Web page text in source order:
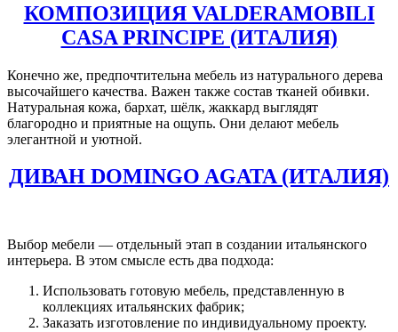
КОМПОЗИЦИЯ VALDERAMOBILI
CASA PRINCIPE (ИТАЛИЯ)
Конечно же, предпочтительна мебель из натурального дерева
высочайшего качества. Важен также состав тканей обивки.
Натуральная кожа, бархат, шёлк, жаккард выглядят
благородно и приятные на ощупь. Они делают мебель
элегантной и уютной.
ДИВАН DOMINGO AGATA (ИТАЛИЯ)
Выбор мебели — отдельный этап в создании итальянского
интерьера. В этом смысле есть два подхода:
Использовать готовую мебель, представленную в
коллекциях итальянских фабрик;
Заказать изготовление по индивидуальному проекту.